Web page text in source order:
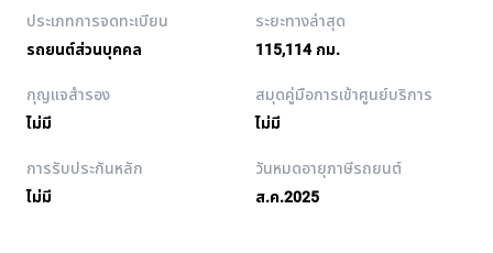
ประเภทการจดทะเบียน
รถยนต์ส่วนบุคคล
ระยะทางล่าสุด
115,114 กม.
กุญแจสำรอง
ไม่มี
สมุดคู่มือการเข้าศูนย์บริการ
ไม่มี
การรับประกันหลัก
ไม่มี
วันหมดอายุภาษีรถยนต์
ส.ค.2025